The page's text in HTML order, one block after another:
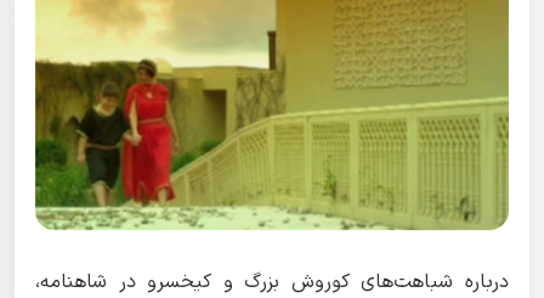
درباره شباهت‌های کوروش بزرگ و کیخسرو در شاهنامه،